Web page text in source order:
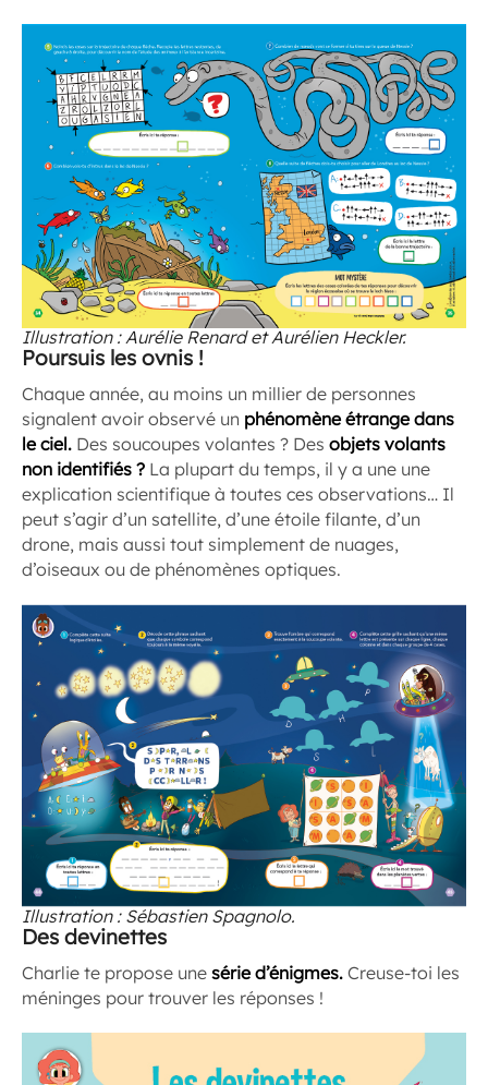
Illustration : Aurélie Renard et Aurélien Heckler.
Poursuis les ovnis !
Chaque année, au moins un millier de personnes
signalent avoir observé un phénomène étrange dans
le ciel. Des soucoupes volantes ? Des objets volants
non identifiés ? La plupart du temps, il y a une une
explication scientifique à toutes ces observations… Il
peut s’agir d’un satellite, d’une étoile filante, d’un
drone, mais aussi tout simplement de nuages,
d’oiseaux ou de phénomènes optiques.
Illustration : Sébastien Spagnolo.
Des devinettes
Charlie te propose une série d’énigmes. Creuse-toi les
méninges pour trouver les réponses !